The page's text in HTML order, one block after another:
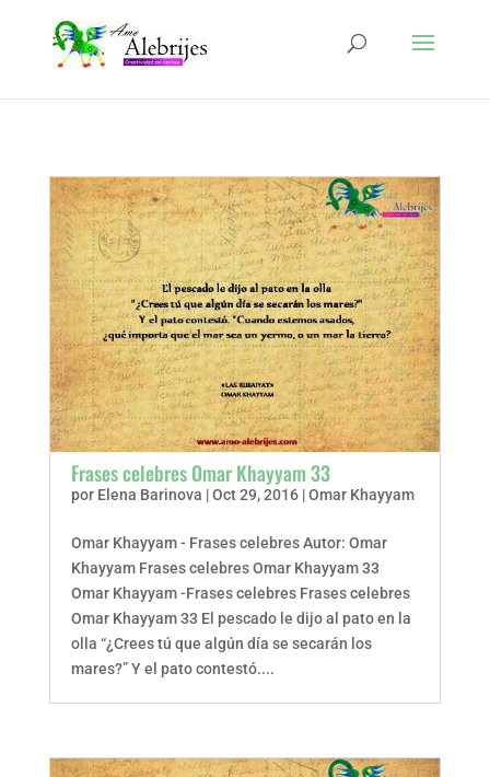
Frases celebres Omar Khayyam 33
por Elena Barinova |Oct 29, 2016|Omar Khayyam
Omar Khayyam - Frases celebres Autor: Omar
Khayyam Frases celebres Omar Khayyam 33
Omar Khayyam -Frases celebres Frases celebres
Omar Khayyam 33 El pescado le dijo al pato en la
olla “¿Crees tú que algún día se secarán los
mares?” Y el pato contestó....